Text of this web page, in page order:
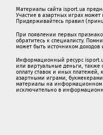
Материалы сайта isport.ua
Участие в азартных играх
Придерживайтесь правил
При появлении первых
обратитесь к специалисту.
может быть источником доходов
Информационный ресурс
или виртуальные деньги,
oплaту ставок и иных платежей,
азартными игрaми,
материалы на информационном
исключительно в